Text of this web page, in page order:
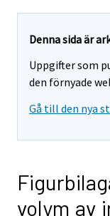
Denna sida är
Uppgifter som
den förnyade
Gå till den nya
volym av